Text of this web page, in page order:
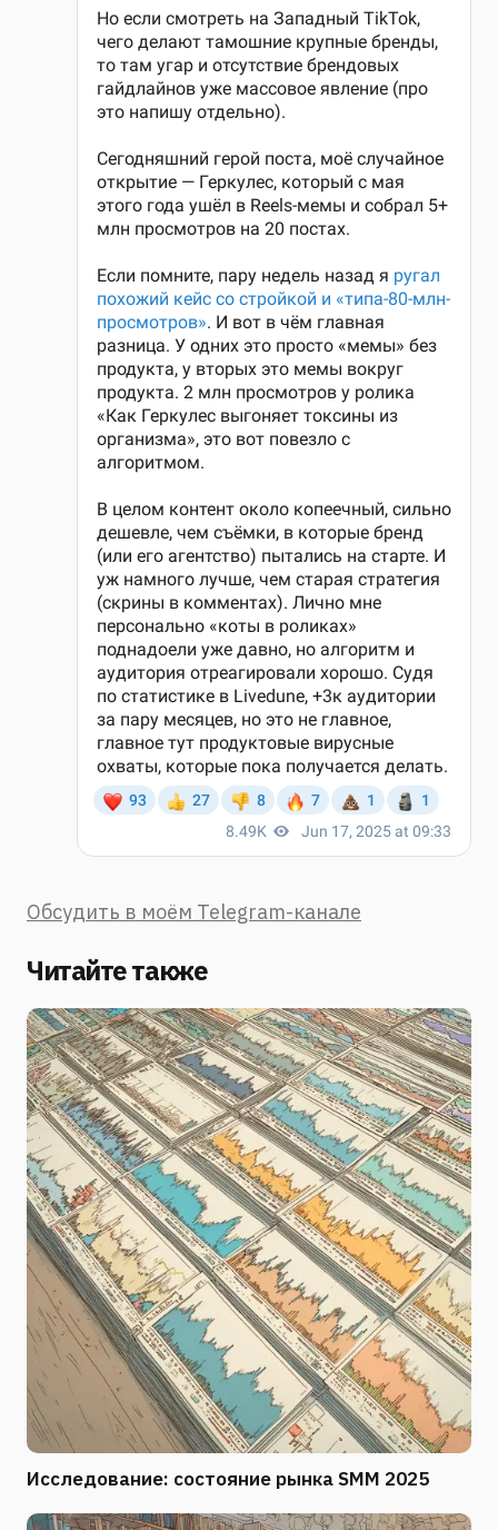
Обсудить в моём Telegram-канале
Читайте также
Исследование: состояние рынка SMM 2025